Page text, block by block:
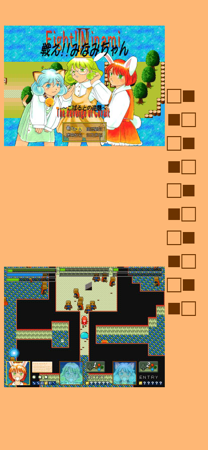
□■
■□
□■
■□
□■
■□
□■
■□
□■
■□